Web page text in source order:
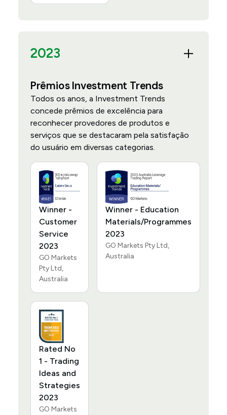
2023
Prêmios Investment Trends
Todos os anos, a Investment Trends
concede prêmios de excelência para
reconhecer provedores de produtos e
serviços que se destacaram pela satisfação
do usuário em diversas categorias.
Winner -
Customer
Service
2023
GO Markets
Pty Ltd,
Australia
Winner - Education
Materials/Programmes
2023
GO Markets Pty Ltd,
Australia
Rated No
1 - Trading
Ideas and
Strategies
2023
GO Markets